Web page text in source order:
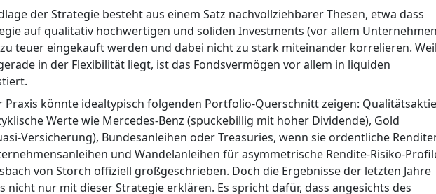
der Strategie besteht aus einem Satz nachvollziehbarer Thesen, etwa dass
auf qualitativ hochwertigen und soliden Investments (vor allem
teuer eingekauft werden und dabei nicht zu stark miteinander korrelieren.
in der Flexibilität liegt, ist das Fondsvermögen vor allem in liquiden
Praxis könnte idealtypisch folgenden Portfolio-Querschnitt zeigen:
Werte wie Mercedes-Benz (spuckebillig mit hoher Dividende), Gold
Versicherung), Bundesanleihen oder Treasuries, wenn sie ordentliche
und Wandelanleihen für asymmetrische Rendite-Risiko-
von Storch offiziell großgeschrieben. Doch die Ergebnisse der letzten Jahre
nicht nur mit dieser Strategie erklären. Es spricht dafür, dass angesichts des